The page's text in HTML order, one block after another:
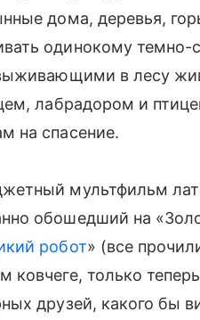
дома, деревья,
одинокому темно-
в лесу
лабрадором и
на спасение.
мультфильм
обошедший на
робот» (все
ковчеге, только
друзей, какого бы